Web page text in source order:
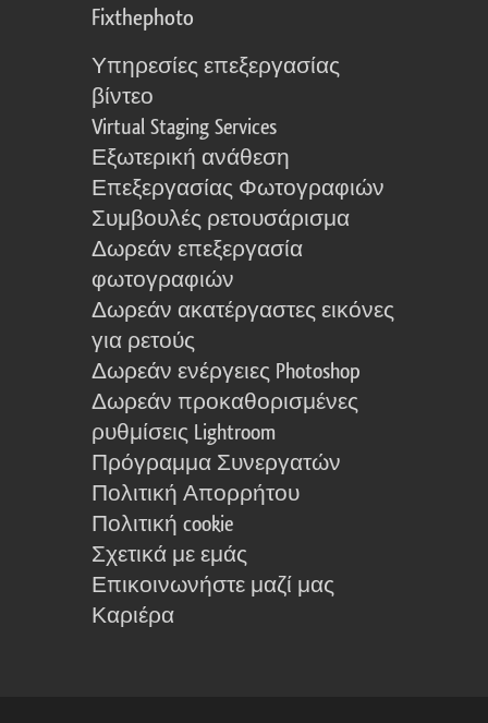
Fixthephoto
Υπηρεσίες επεξεργασίας
βίντεο
Virtual Staging Services
Εξωτερική ανάθεση
Επεξεργασίας Φωτογραφιών
Συμβουλές ρετουσάρισμα
Δωρεάν επεξεργασία
φωτογραφιών
Δωρεάν ακατέργαστες εικόνες
για ρετούς
Δωρεάν ενέργειες Photoshop
Δωρεάν προκαθορισμένες
ρυθμίσεις Lightroom
Πρόγραμμα Συνεργατών
Πολιτική Απορρήτου
Πολιτική cookie
Σχετικά με εμάς
Επικοινωνήστε μαζί μας
Καριέρα